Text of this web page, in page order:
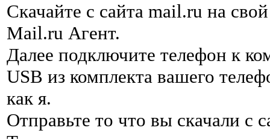
Скачайте с сайта mail.ru на
Mail.ru Агент.
Далее подключите телефон к
USB из комплекта вашего
как я.
Отправьте то что вы скачали с